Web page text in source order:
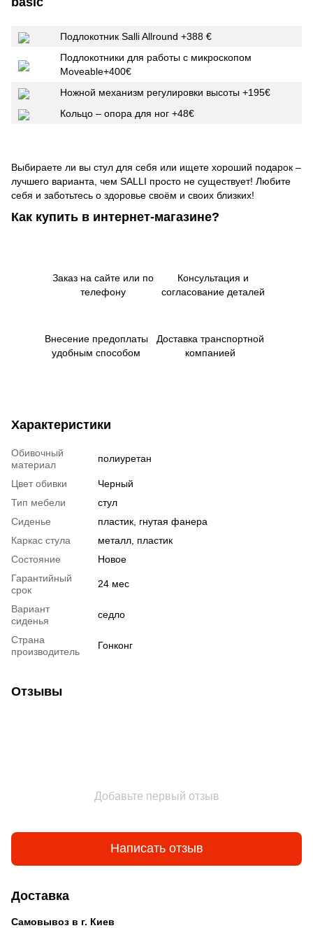
Подлокотник Salli Allround +388 €
Подлокотники для работы с микроскопом
Moveable+400€
Ножной механизм регулировки высоты +195€
Кольцо – опора для ног +48€
Выбираете ли вы стул для себя или ищете хороший подарок –
лучшего варианта, чем SALLI просто не существует! Любите
себя и заботьтесь о здоровье своём и своих близких!
Как купить в интернет-магазине?
Заказ на сайте или по
телефону
Консультация и
согласование деталей
Внесение предоплаты
удобным способом
Доставка транспортной
компанией
Характеристики
Обивочный
материал
полиуретан
Цвет обивки
Черный
Тип мебели
стул
Сиденье
пластик, гнутая фанера
Каркас стула
металл, пластик
Состояние
Новое
Гарантийный
срок
24 мес
Вариант
сиденья
седло
Страна
производитель
Гонконг
Отзывы
Добавьте первый отзыв
Написать отзыв
Доставка
Самовывоз в г. Киев